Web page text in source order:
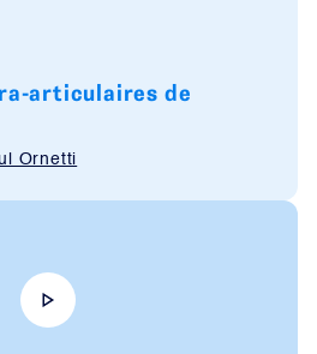
articulaires de
Ornetti